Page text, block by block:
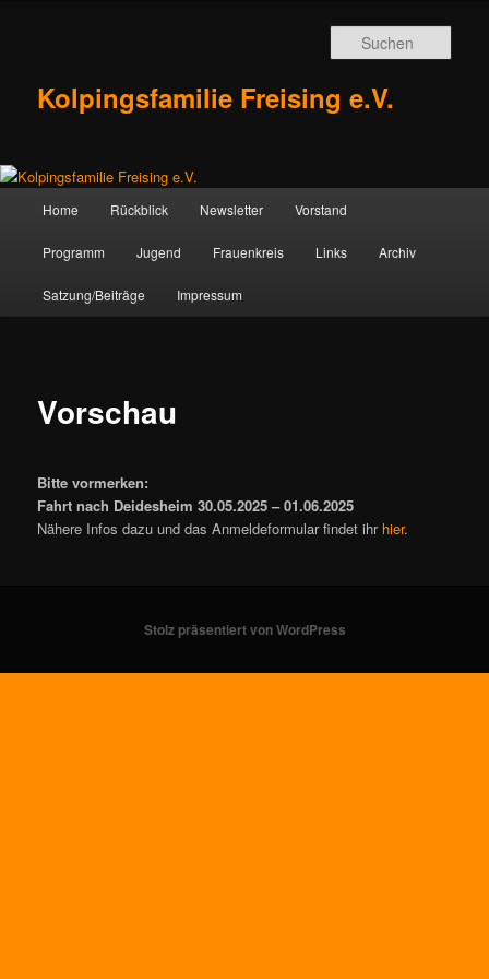
Kolpingsfamilie Freising e.V.
Home Rückblick Newsletter Vorstand
Programm Jugend Frauenkreis Links Archiv
Satzung/Beiträge Impressum
Vorschau
Bitte vormerken:
Fahrt nach Deidesheim 30.05.2025 – 01.06.2025
Nähere Infos dazu und das Anmeldeformular findet ihr hier.
Stolz präsentiert von WordPress